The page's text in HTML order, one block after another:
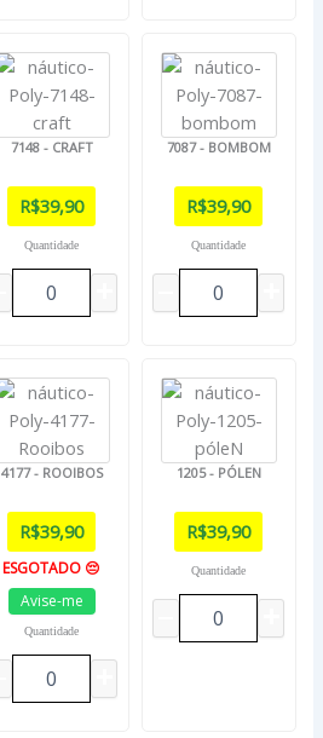
7148 - CRAFT
R$39,90
Quantidade
7087 - BOMBOM
R$39,90
Quantidade
4177 - ROOIBOS
R$39,90
ESGOTADO 😔
Avise-me
Quantidade
1205 - PÓLEN
R$39,90
Quantidade